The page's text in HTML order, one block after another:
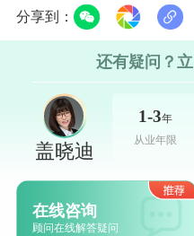
分享到：
还有疑问？
盖晓迪
1-3年
从业年限
在线咨询
顾问在线解答疑问